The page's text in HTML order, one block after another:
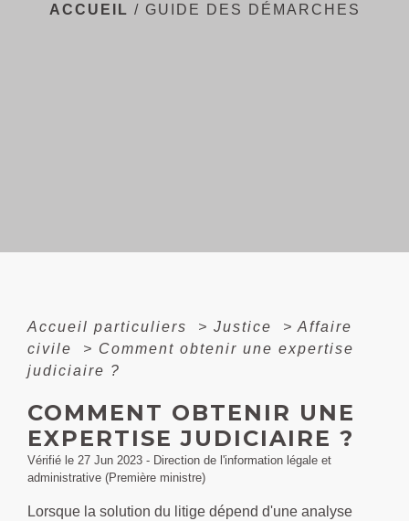
ACCUEIL / GUIDE DES DÉMARCHES
Accueil particuliers > Justice > Affaire
civile
> Comment obtenir une expertise
judiciaire ?
COMMENT OBTENIR UNE
EXPERTISE JUDICIAIRE ?
Vérifié le 27 Jun 2023 - Direction de l'information légale et
administrative (Première ministre)
Lorsque la solution du litige dépend d'une analyse